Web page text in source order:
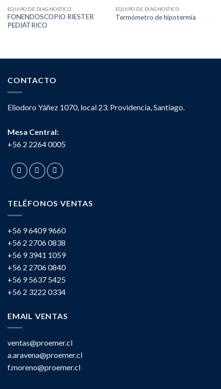
EQUIPO DE DIAGNOSTICO
FONENDOSCOPIO RIESTER
PEDIÁTRICO
EQUIPO DE DIAGNOSTICO
Termómetro de hipotermia
CONTACTO
Eliodoro Yáñez 1070, local 23. Providencia, Santiago.
Mesa Central:
+56 2 2264 0005
TELÉFONOS VENTAS
+56 9 6409 9660
+56 2 2706 0838
+56 9 3941 1059
+56 2 2706 0840
+56 9 5637 5425
+56 2 3222 0334
EMAIL VENTAS
ventas@proemer.cl
a.aravena@proemer.cl
f.moreno@proemer.cl